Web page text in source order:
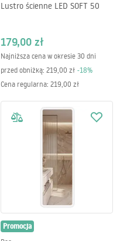
Lustro ścienne LED SOFT 50
179,00 zł
Najniższa cena w okresie 30 dni
przed obniżką: 219,00 zł -18%
Cena regularna: 219,00 zł
Promocja